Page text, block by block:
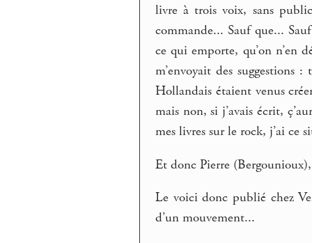
livre à trois voix, sans
commande... Sauf que...
ce qui emporte, qu’on n’en
m’envoyait des suggestions
Hollandais étaient venus
mais non, si j’avais écrit,
mes livres sur le rock, j’ai ce
Et donc Pierre
Le voici donc publié chez
d’un mouvement...